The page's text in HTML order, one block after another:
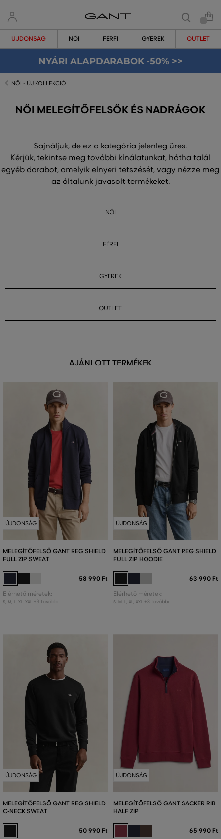
ÚJDONSÁG NŐI FÉRFI GYEREK OUTLET
NYÁRI ALAPDARABOK -50% >>
NŐI - ÚJ KOLLEKCIÓ
NŐI MELEGÍTŐFELSŐK ÉS NADRÁGOK
Sajnáljuk, de ez a kategória jelenleg üres.
Kérjük, tekintse meg további kínálatunkat, hátha talál
egyéb darabot, amelyik elnyeri tetszését, vagy nézze meg
az általunk javasolt termékeket.
NŐI
FÉRFI
GYEREK
OUTLET
AJÁNLOTT TERMÉKEK
ÚJDONSÁG
MELEGÍTŐFELSŐ GANT REG SHIELD
FULL ZIP SWEAT
58 990 Ft
Elérhető méretek:
S, M L XL XXL +3 további
ÚJDONSÁG
MELEGÍTŐFELSŐ GANT REG SHIELD
FULL ZIP HOODIE
63 990 Ft
Elérhető méretek:
S, M L XL XXL +3 további
ÚJDONSÁG
MELEGÍTŐFELSŐ GANT REG SHIELD
C-NECK SWEAT
50 990 Ft
ÚJDONSÁG
MELEGÍTŐFELSŐ GANT SACKER RIB
HALF ZIP
65 990 Ft